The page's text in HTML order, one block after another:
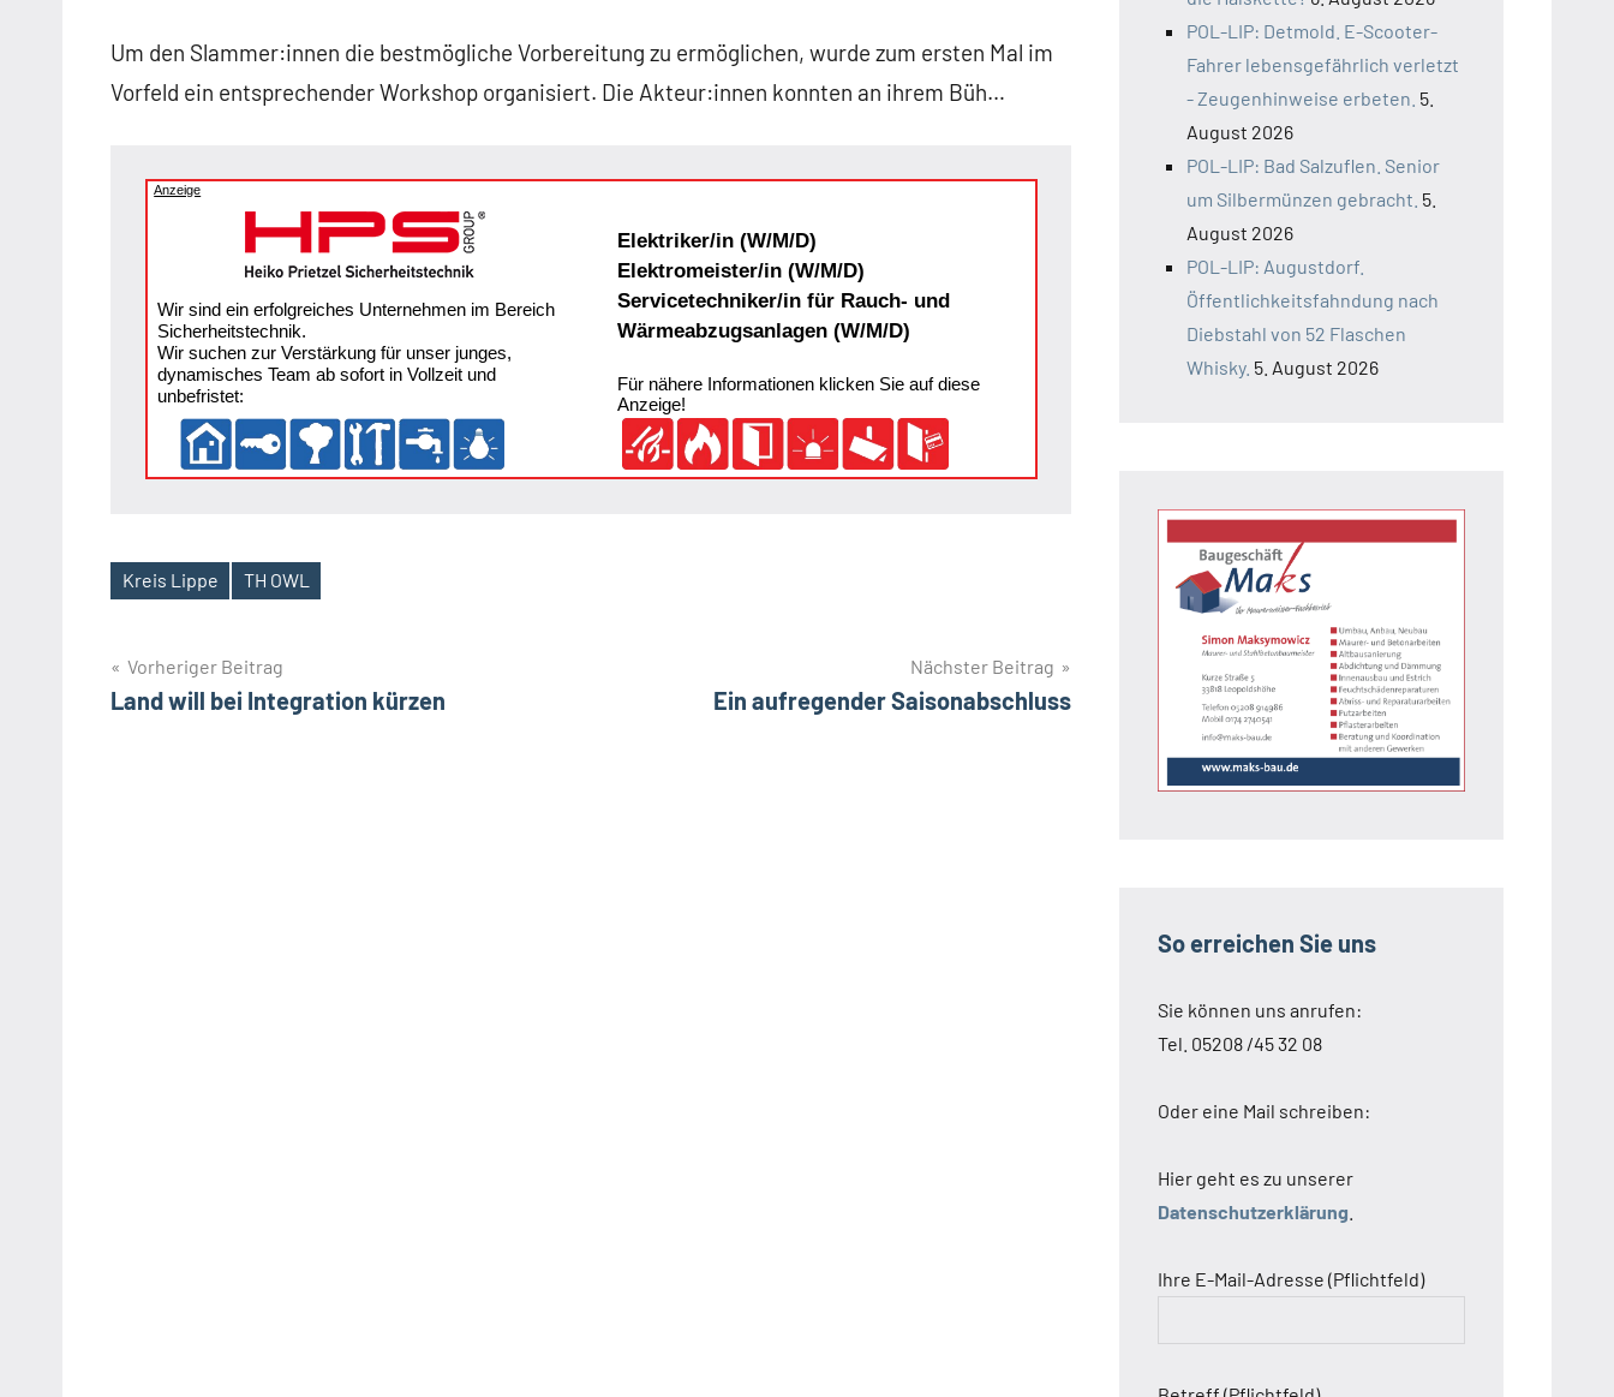
Um den Slammer:innen die bestmögliche Vorbereitung zu ermöglichen, wurde zum ersten Mal im
Vorfeld ein entsprechender Workshop organisiert. Die Akteur:innen konnten an ihrem Büh…
Anzeige
Wir sind ein erfolgreiches Unternehmen im Bereich
Sicherheitstechnik.
Wir suchen zur Verstärkung für unser junges,
dynamisches Team ab sofort in Vollzeit und
unbefristet:
Elektriker/in (W/M/D)
Elektromeister/in (W/M/D)
Servicetechniker/in für Rauch- und
Wärmeabzugsanlagen (W/M/D)
Für nähere Informationen klicken Sie auf diese
Anzeige!
Schlagwörter
Kreis Lippe TH OWL
Beitragsnavigation
Vorheriger Beitrag
Land will bei Integration kürzen
Nächster Beitrag
Ein aufregender Saisonabschluss
POL-LIP: Detmold. E-Scooter-
Fahrer lebensgefährlich verletzt
- Zeugenhinweise erbeten. 5.
August 2026
POL-LIP: Bad Salzuflen. Senior
um Silbermünzen gebracht. 5.
August 2026
POL-LIP: Augustdorf.
Öffentlichkeitsfahndung nach
Diebstahl von 52 Flaschen
Whisky. 5. August 2026
So erreichen Sie uns
Sie können uns anrufen:
Tel. 05208 /45 32 08
Oder eine Mail schreiben:
Hier geht es zu unserer
Datenschutzerklärung
Ihre E-Mail-Adresse (Pflichtfeld)